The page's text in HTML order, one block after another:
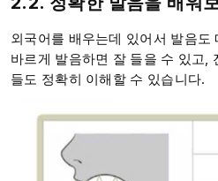
외국어를 배우는데 있어서 발음도
바르게 발음하면 잘 들을 수 있고,
들도 정확히 이해할 수 있습니다.